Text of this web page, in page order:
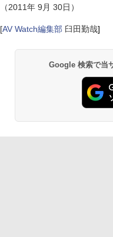
（2011年 9月 30日）
[AV Watch編集部 臼田勤哉]
Google 検索で当